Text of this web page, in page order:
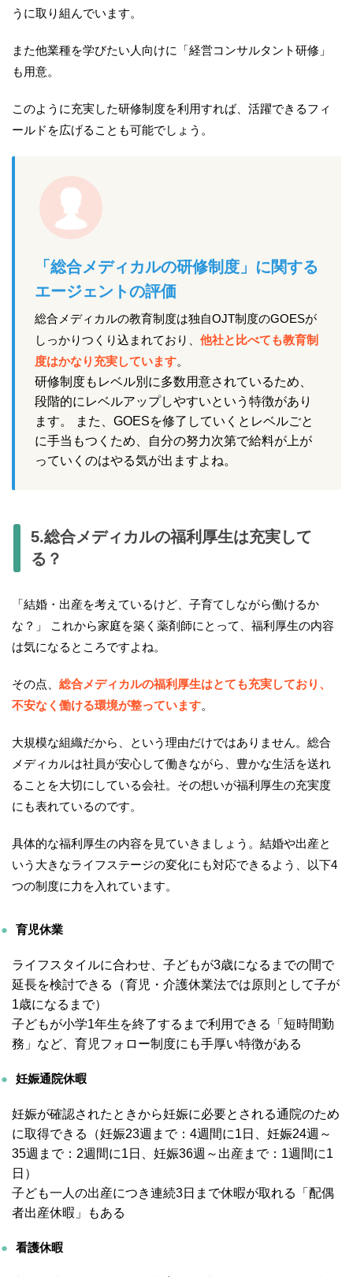
うに取り組んでいます。
また他業種を学びたい人向けに「経営コンサルタント研修」
も用意。
このように充実した研修制度を利用すれば、活躍できるフィ
ールドを広げることも可能でしょう。
「総合メディカルの研修制度」に関する
エージェントの評価
総合メディカルの教育制度は独自OJT制度のGOESが
しっかりつくり込まれており、他社と比べても教育制
度はかなり充実しています。
研修制度もレベル別に多数用意されているため、
段階的にレベルアップしやすいという特徴があり
ます。 また、GOESを修了していくとレベルごと
に手当もつくため、自分の努力次第で給料が上が
っていくのはやる気が出ますよね。
5.総合メディカルの福利厚生は充実して
る？
「結婚・出産を考えているけど、子育てしながら働けるか
な？」 これから家庭を築く薬剤師にとって、福利厚生の内容
は気になるところですよね。
その点、 総合メディカルの福利厚生はとても充実しており、
不安なく働ける環境が整っています。
大規模な組織だから、という理由だけではありません。総合
メディカルは社員が安心して働きながら、豊かな生活を送れ
ることを大切にしている会社。その想いが福利厚生の充実度
にも表れているのです。
具体的な福利厚生の内容を見ていきましょう。結婚や出産と
いう大きなライフステージの変化にも対応できるよう、以下4
つの制度に力を入れています。
育児休業
ライフスタイルに合わせ、子どもが3歳になるまでの間で
延長を検討できる（育児・介護休業法では原則として子が
1歳になるまで）
子どもが小学1年生を終了するまで利用できる「短時間勤
務」など、育児フォロー制度にも手厚い特徴がある
妊娠通院休暇
妊娠が確認されたときから妊娠に必要とされる通院のため
に取得できる（妊娠23週まで：4週間に1日、妊娠24週～
35週まで：2週間に1日、妊娠36週～出産まで：1週間に1
日）
子ども一人の出産につき連続3日まで休暇が取れる「配偶
者出産休暇」もある
看護休暇